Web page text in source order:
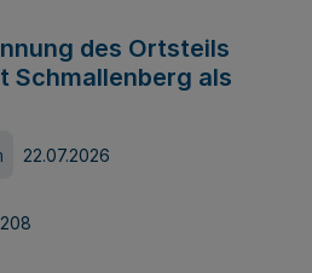
des Ortsteils
Schmallenberg als
22.07.2026
208